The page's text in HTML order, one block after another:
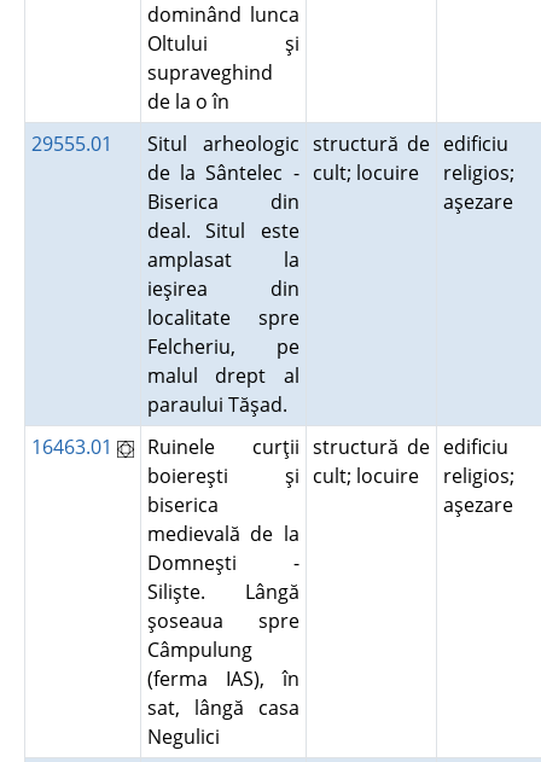
dominând lunca
Oltului şi
supraveghind
de la o în
29555.01
Situl arheologic
de la Sântelec -
Biserica din
deal. Situl este
amplasat la
ieşirea din
localitate spre
Felcheriu, pe
malul drept al
paraului Tăşad.
structură de
cult; locuire
edificiu
religios;
aşezare
16463.01
Ruinele curţii
boiereşti şi
biserica
medievală de la
Domneşti -
Silişte. Lângă
şoseaua spre
Câmpulung
(ferma IAS), în
sat, lângă casa
Negulici
structură de
cult; locuire
edificiu
religios;
aşezare